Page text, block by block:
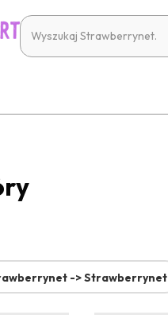
-> Strawberrynet